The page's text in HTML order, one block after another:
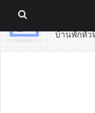
บ้านพักหัว